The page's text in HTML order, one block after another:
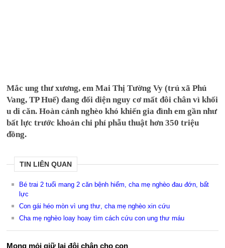
Mắc ung thư xương, em Mai Thị Tường Vy (trú xã Phú
Vang, TP Huế) đang đối diện nguy cơ mất đôi chân vì khối
u di căn. Hoàn cảnh nghèo khó khiến gia đình em gần như
bất lực trước khoản chi phí phẫu thuật hơn 350 triệu
đồng.
TIN LIÊN QUAN
Bé trai 2 tuổi mang 2 căn bệnh hiểm, cha mẹ nghèo đau đớn, bất
lực
Con gái héo mòn vì ung thư, cha mẹ nghèo xin cứu
Cha mẹ nghèo loay hoay tìm cách cứu con ung thư máu
Mong mỏi giữ lại đôi chân cho con